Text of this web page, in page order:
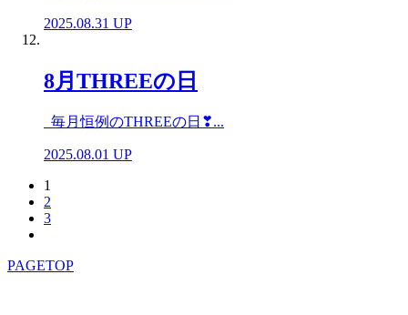
2025.08.31 UP
8月THREEの日
毎月恒例のTHREEの日❣...
2025.08.01 UP
1
2
3
PAGETOP